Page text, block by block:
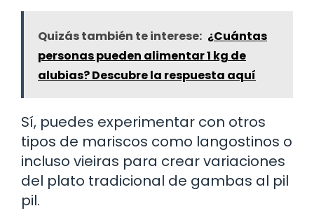
Quizás también te interese: ¿Cuántas
personas pueden alimentar 1 kg de
alubias? Descubre la respuesta aquí
Sí, puedes experimentar con otros
tipos de mariscos como langostinos o
incluso vieiras para crear variaciones
del plato tradicional de gambas al pil
pil.